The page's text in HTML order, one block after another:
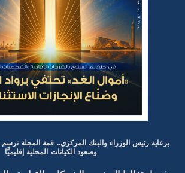
برعاية رئيس الوزراء والبنك المركزي.. قمة المجلة ترسم
وصعود الكيانات المحلية إقليميًّا